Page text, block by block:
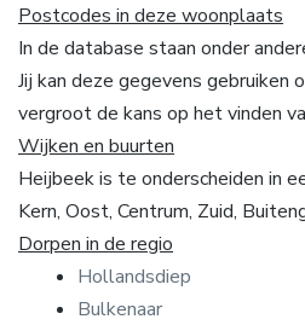
Postcodes in deze woonplaats
In de database staan onder
Jij kan deze gegevens gebruiken
vergroot de kans op het vinden
Wijken en buurten
Heijbeek is te onderscheiden in
Kern, Oost, Centrum, Zuid,
Dorpen in de regio
Hollandsdiep
Bulkenaar